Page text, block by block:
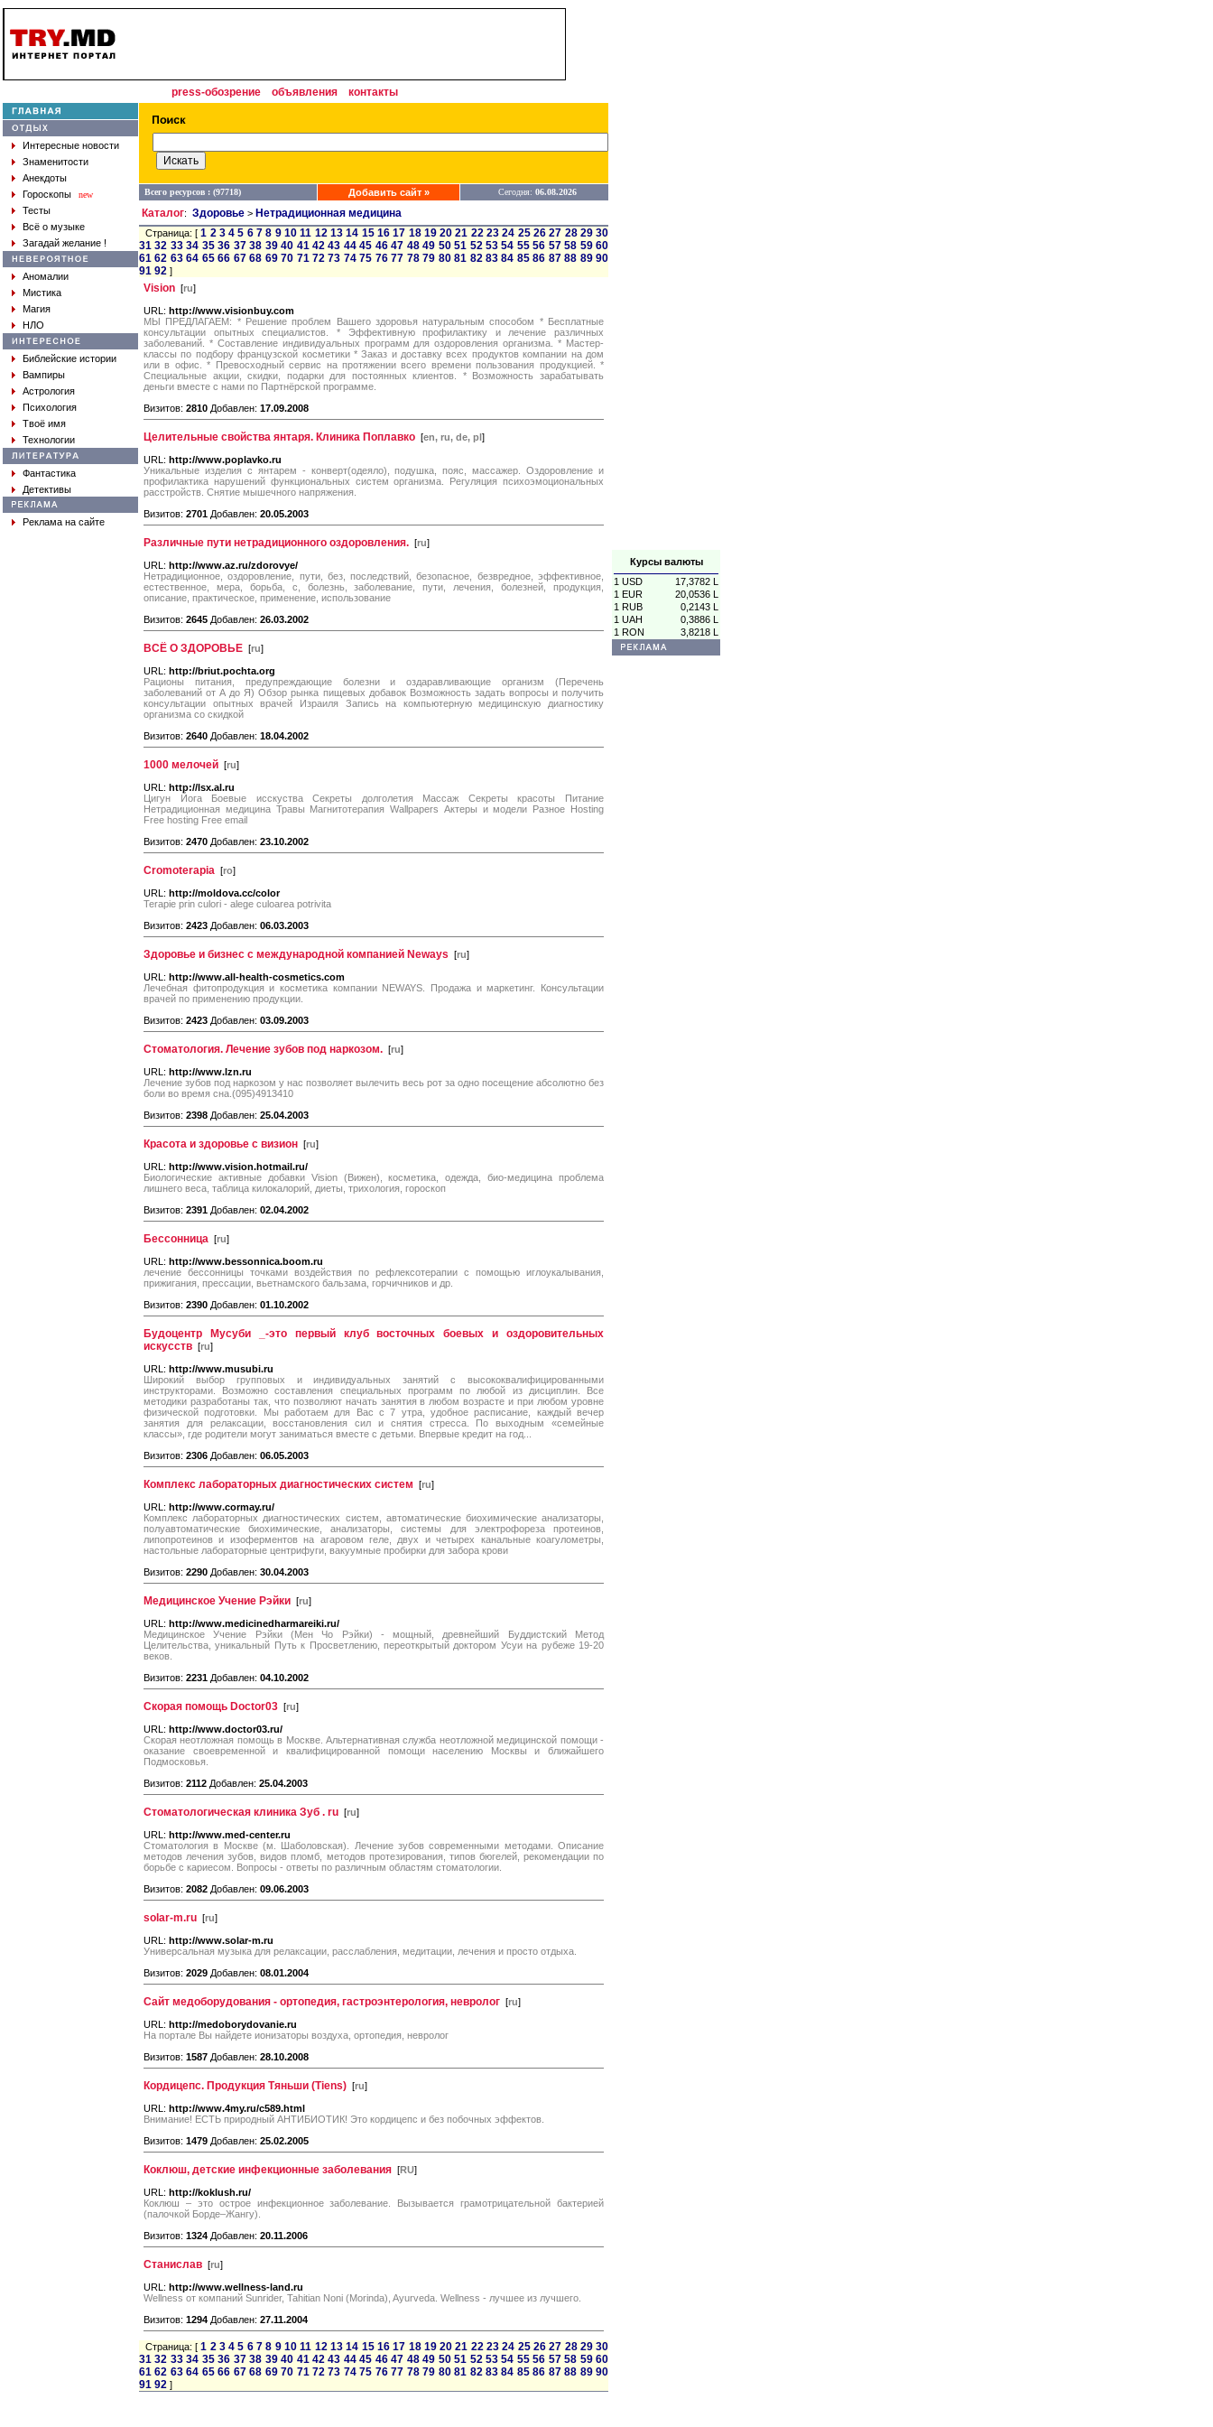
Курсы валюты
1 USD
17,3782 L
1 EUR
20,0536 L
1 RUB
0,2143 L
1 UAH
0,3886 L
1 RON
3,8218 L
press-обозрение объявления контакты
Интересные новости
Знаменитости
Анекдоты
Гороскопы
new
Тесты
Всё о музыке
Загадай желание !
Аномалии
Мистика
Магия
НЛО
Библейские истории
Вампиры
Астрология
Психология
Твоё имя
Технологии
Фантастика
Детективы
Реклама на сайте
Всего ресурсов : (97718) Добавить сайт » Сегодня: 06.08.2026
Каталог: Здоровье > Нетрадиционная медицина
Страница: [1 2 3 4 5 6 7 8 9 10 11 12 13 14 15 16 17 18 19 20 21 22 23 24 25 26 27 28 29 30
31 32 33 34 35 36 37 38 39 40 41 42 43 44 45 46 47 48 49 50 51 52 53 54 55 56 57 58 59 60
61 62 63 64 65 66 67 68 69 70 71 72 73 74 75 76 77 78 79 80 81 82 83 84 85 86 87 88 89 90
91 92 ]
Vision [ru]
URL: http://www.visionbuy.com
МЫ ПРЕДЛАГАЕМ: * Решение проблем Вашего здоровья натуральным способом * Бесплатные
консультации опытных специалистов. * Эффективную профилактику и лечение различных
заболеваний. * Составление индивидуальных программ для оздоровления организма. * Мастер-
классы по подбору французской косметики * Заказ и доставку всех продуктов компании на дом
или в офис. * Превосходный сервис на протяжении всего времени пользования продукцией. *
Специальные акции, скидки, подарки для постоянных клиентов. * Возможность зарабатывать
деньги вместе с нами по Партнёрской программе.
Визитов: 2810 Добавлен: 17.09.2008
Целительные свойства янтаря. Клиника Поплавко [en, ru, de, pl]
URL: http://www.poplavko.ru
Уникальные изделия с янтарем - конверт(одеяло), подушка, пояс, массажер. Оздоровление и
профилактика нарушений функциональных систем организма. Регуляция психоэмоциональных
расстройств. Снятие мышечного напряжения.
Визитов: 2701 Добавлен: 20.05.2003
Различные пути нетрадиционного оздоровления. [ru]
URL: http://www.az.ru/zdorovye/
Нетрадиционное, оздоровление, пути, без, последствий, безопасное, безвредное, эффективное,
естественное, мера, борьба, с, болезнь, заболевание, пути, лечения, болезней, продукция,
описание, практическое, применение, использование
Визитов: 2645 Добавлен: 26.03.2002
ВСЁ О ЗДОРОВЬЕ [ru]
URL: http://briut.pochta.org
Рационы питания, предупреждающие болезни и оздаравливающие организм (Перечень
заболеваний от А до Я) Обзор рынка пищевых добавок Возможность задать вопросы и получить
консультации опытных врачей Израиля Запись на компьютерную медицинскую диагностику
организма со скидкой
Визитов: 2640 Добавлен: 18.04.2002
1000 мелочей [ru]
URL: http://lsx.al.ru
Цигун Йога Боевые исскуства Секреты долголетия Массаж Секреты красоты Питание
Нетрадиционная медицина Травы Магнитотерапия Wallpapers Актеры и модели Разное Hosting
Free hosting Free email
Визитов: 2470 Добавлен: 23.10.2002
Cromoterapia [ro]
URL: http://moldova.cc/color
Terapie prin culori - alege culoarea potrivita
Визитов: 2423 Добавлен: 06.03.2003
Здоровье и бизнес с международной компанией Neways [ru]
URL: http://www.all-health-cosmetics.com
Лечебная фитопродукция и косметика компании NEWAYS. Продажа и маркетинг. Консультации
врачей по применению продукции.
Визитов: 2423 Добавлен: 03.09.2003
Стоматология. Лечение зубов под наркозом. [ru]
URL: http://www.lzn.ru
Лечение зубов под наркозом у нас позволяет вылечить весь рот за одно посещение абсолютно без
боли во время сна.(095)4913410
Визитов: 2398 Добавлен: 25.04.2003
Красота и здоровье с визион [ru]
URL: http://www.vision.hotmail.ru/
Биологические активные добавки Vision (Вижен), косметика, одежда, био-медицина проблема
лишнего веса, таблица килокалорий, диеты, трихология, гороскоп
Визитов: 2391 Добавлен: 02.04.2002
Бессонница [ru]
URL: http://www.bessonnica.boom.ru
лечение бессонницы точками воздействия по рефлексотерапии с помощью иглоукалывания,
прижигания, прессации, вьетнамского бальзама, горчичников и др.
Визитов: 2390 Добавлен: 01.10.2002
Будоцентр Мусуби _-это первый клуб восточных боевых и оздоровительных
искусств [ru]
URL: http://www.musubi.ru
Широкий выбор групповых и индивидуальных занятий с высококвалифицированными
инструкторами. Возможно составления специальных программ по любой из дисциплин. Все
методики разработаны так, что позволяют начать занятия в любом возрасте и при любом уровне
физической подготовки. Мы работаем для Вас с 7 утра, удобное расписание, каждый вечер
занятия для релаксации, восстановления сил и снятия стресса. По выходным «семейные
классы», где родители могут заниматься вместе с детьми. Впервые кредит на год...
Визитов: 2306 Добавлен: 06.05.2003
Комплекс лабораторных диагностических систем [ru]
URL: http://www.cormay.ru/
Комплекс лабораторных диагностических систем, автоматические биохимические анализаторы,
полуавтоматические биохимические, анализаторы, системы для электрофореза протеинов,
липопротеинов и изоферментов на агаровом геле, двух и четырех канальные коагулометры,
настольные лабораторные центрифуги, вакуумные пробирки для забора крови
Визитов: 2290 Добавлен: 30.04.2003
Медицинское Учение Рэйки [ru]
URL: http://www.medicinedharmareiki.ru/
Медицинское Учение Рэйки (Мен Чо Рэйки) - мощный, древнейший Буддистский Метод
Целительства, уникальный Путь к Просветлению, переоткрытый доктором Усуи на рубеже 19-20
веков.
Визитов: 2231 Добавлен: 04.10.2002
Скорая помощь Doctor03 [ru]
URL: http://www.doctor03.ru/
Скорая неотложная помощь в Москве. Альтернативная служба неотложной медицинской помощи -
оказание своевременной и квалифицированной помощи населению Москвы и ближайшего
Подмосковья.
Визитов: 2112 Добавлен: 25.04.2003
Стоматологическая клиника Зуб . ru [ru]
URL: http://www.med-center.ru
Стоматология в Москве (м. Шаболовская). Лечение зубов современными методами. Описание
методов лечения зубов, видов пломб, методов протезирования, типов бюгелей, рекомендации по
борьбе с кариесом. Вопросы - ответы по различным областям стоматологии.
Визитов: 2082 Добавлен: 09.06.2003
solar-m.ru [ru]
URL: http://www.solar-m.ru
Универсальная музыка для релаксации, расслабления, медитации, лечения и просто отдыха.
Визитов: 2029 Добавлен: 08.01.2004
Сайт медоборудования - ортопедия, гастроэнтерология, невролог [ru]
URL: http://medoborydovanie.ru
На портале Вы найдете ионизаторы воздуха, ортопедия, невролог
Визитов: 1587 Добавлен: 28.10.2008
Кордицепс. Продукция Тяньши (Tiens) [ru]
URL: http://www.4my.ru/c589.html
Внимание! ЕСТЬ природный АНТИБИОТИК! Это кордицепс и без побочных эффектов.
Визитов: 1479 Добавлен: 25.02.2005
Коклюш, детские инфекционные заболевания [RU]
URL: http://koklush.ru/
Коклюш – это острое инфекционное заболевание. Вызывается грамотрицательной бактерией
(палочкой Борде–Жангу).
Визитов: 1324 Добавлен: 20.11.2006
Станислав [ru]
URL: http://www.wellness-land.ru
Wellness от компаний Sunrider, Tahitian Noni (Morinda), Ayurveda. Wellness - лучшее из лучшего.
Визитов: 1294 Добавлен: 27.11.2004
Страница: [1 2 3 4 5 6 7 8 9 10 11 12 13 14 15 16 17 18 19 20 21 22 23 24 25 26 27 28 29 30
31 32 33 34 35 36 37 38 39 40 41 42 43 44 45 46 47 48 49 50 51 52 53 54 55 56 57 58 59 60
61 62 63 64 65 66 67 68 69 70 71 72 73 74 75 76 77 78 79 80 81 82 83 84 85 86 87 88 89 90
91 92 ]